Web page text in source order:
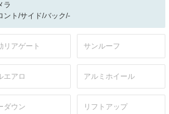
ラ
ント/サイド/バック/-
リアゲート サンルーフ
エアロ アルミホイール
ダウン リフトアップ